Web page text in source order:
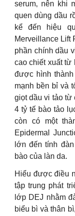
serum, nên khi
quen dùng dầu
kể đến hiệu
Merveillance Lift
phần chính dầu
cao chiết xuất từ
được hình
mạnh bền bỉ và
giọt dầu vi tảo
4 tỷ tế bào tảo
còn có một
Epidermal
lớn đến tính
bào của làn da.
Hiểu được điều
tập trung phát
lớp DEJ nhằm
biểu bì và thân